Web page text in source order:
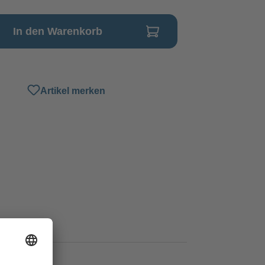
In den Warenkorb
Artikel merken